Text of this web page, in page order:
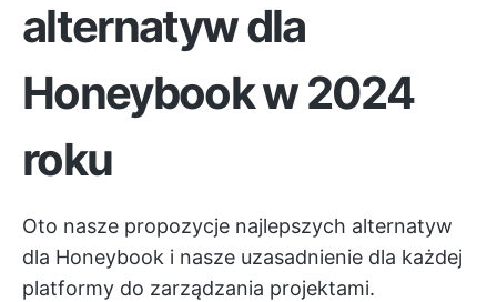
alternatyw dla
Honeybook w 2024
roku
Oto nasze propozycje najlepszych alternatyw
dla Honeybook i nasze uzasadnienie dla każdej
platformy do zarządzania projektami.